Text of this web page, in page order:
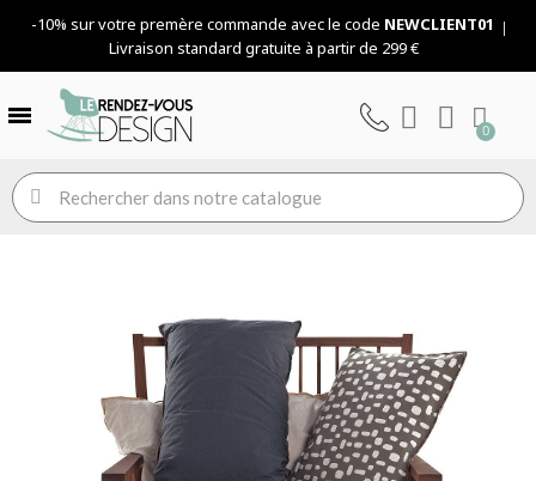
-10% sur votre premère commande avec le code NEWCLIENT01
Livraison standard gratuite à partir de 299 €